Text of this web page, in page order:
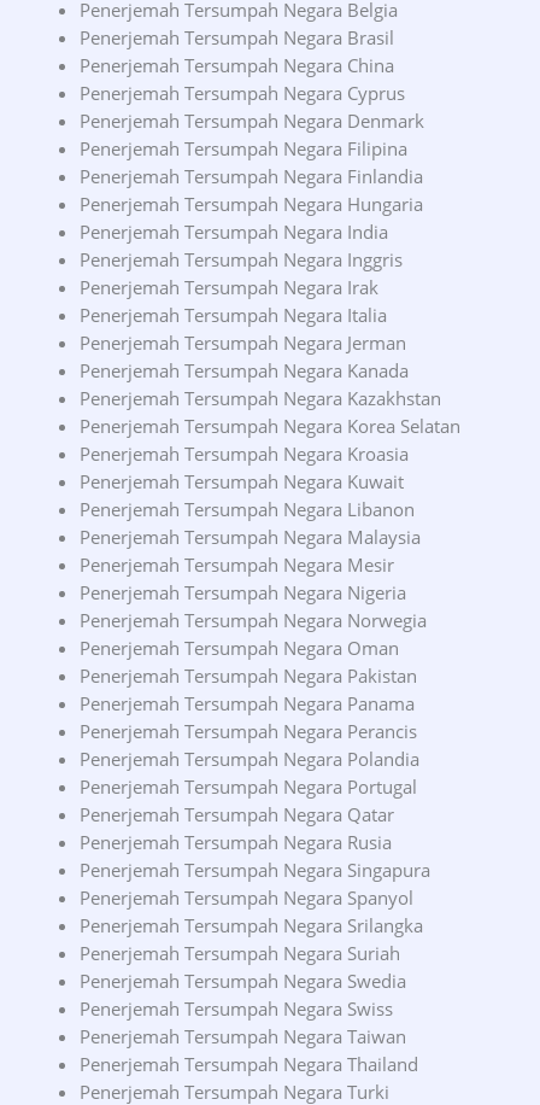
Penerjemah Tersumpah Negara Belgia
Penerjemah Tersumpah Negara Brasil
Penerjemah Tersumpah Negara China
Penerjemah Tersumpah Negara Cyprus
Penerjemah Tersumpah Negara Denmark
Penerjemah Tersumpah Negara Filipina
Penerjemah Tersumpah Negara Finlandia
Penerjemah Tersumpah Negara Hungaria
Penerjemah Tersumpah Negara India
Penerjemah Tersumpah Negara Inggris
Penerjemah Tersumpah Negara Irak
Penerjemah Tersumpah Negara Italia
Penerjemah Tersumpah Negara Jerman
Penerjemah Tersumpah Negara Kanada
Penerjemah Tersumpah Negara Kazakhstan
Penerjemah Tersumpah Negara Korea Selatan
Penerjemah Tersumpah Negara Kroasia
Penerjemah Tersumpah Negara Kuwait
Penerjemah Tersumpah Negara Libanon
Penerjemah Tersumpah Negara Malaysia
Penerjemah Tersumpah Negara Mesir
Penerjemah Tersumpah Negara Nigeria
Penerjemah Tersumpah Negara Norwegia
Penerjemah Tersumpah Negara Oman
Penerjemah Tersumpah Negara Pakistan
Penerjemah Tersumpah Negara Panama
Penerjemah Tersumpah Negara Perancis
Penerjemah Tersumpah Negara Polandia
Penerjemah Tersumpah Negara Portugal
Penerjemah Tersumpah Negara Qatar
Penerjemah Tersumpah Negara Rusia
Penerjemah Tersumpah Negara Singapura
Penerjemah Tersumpah Negara Spanyol
Penerjemah Tersumpah Negara Srilangka
Penerjemah Tersumpah Negara Suriah
Penerjemah Tersumpah Negara Swedia
Penerjemah Tersumpah Negara Swiss
Penerjemah Tersumpah Negara Taiwan
Penerjemah Tersumpah Negara Thailand
Penerjemah Tersumpah Negara Turki